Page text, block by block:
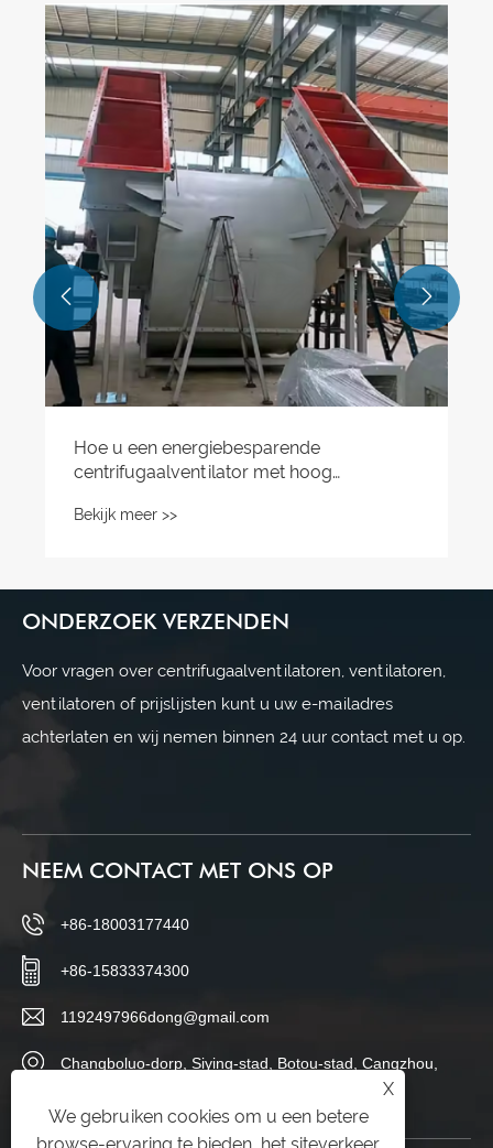
Hoe u een energiebesparende
centrifugaalventilator met hoog
selectiegids voor centrifugaalventilatoren
Bekijk meer >>
 
ONDERZOEK VERZENDEN
Voor vragen over centrifugaalventilatoren, ventilatoren,
ventilatoren of prijslijsten kunt u uw e-mailadres
achterlaten en wij nemen binnen 24 uur contact met u op.
NEEM CONTACT MET ONS OP
+86-18003177440
+86-15833374300
1192497966dong@gmail.com
Changboluo-dorp, Siying-stad, Botou-stad, Cangzhou,
X
We gebruiken cookies om u een betere